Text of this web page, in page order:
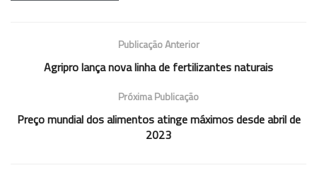
Publicação Anterior
Agripro lança nova linha de fertilizantes naturais
Próxima Publicação
Preço mundial dos alimentos atinge máximos desde abril de
2023